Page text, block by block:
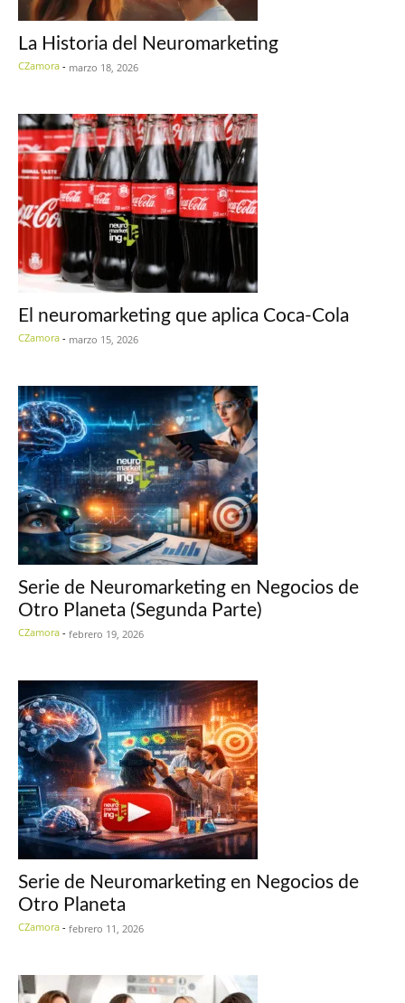
La Historia del Neuromarketing
CZamora - marzo 18, 2026
El neuromarketing que aplica Coca-Cola
CZamora - marzo 15, 2026
Serie de Neuromarketing en Negocios de
Otro Planeta (Segunda Parte)
CZamora - febrero 19, 2026
Serie de Neuromarketing en Negocios de
Otro Planeta
CZamora - febrero 11, 2026